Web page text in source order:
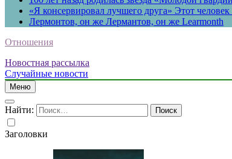
«Я консервировал лучшего друга» Этот
Лермонтов, он же Лермантов, он же Learmonth
Отношения
Новостная рассылка
Случайные новости
Меню
Найти:
Заголовки